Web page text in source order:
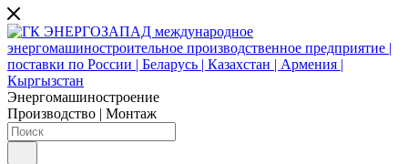
Энергомашиностроение
Производство | Монтаж